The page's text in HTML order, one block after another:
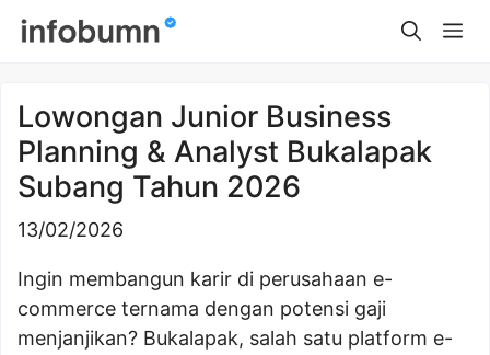
Skip
Lowongan Junior Business
Planning & Analyst Bukalapak
Subang Tahun 2026
13/02/2026
Ingin membangun karir di perusahaan e-
commerce ternama dengan potensi gaji
menjanjikan? Bukalapak, salah satu platform e-